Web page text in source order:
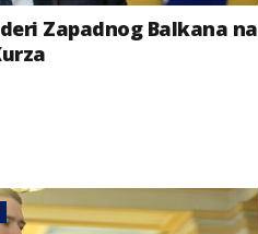
Zapadnog Balkana na